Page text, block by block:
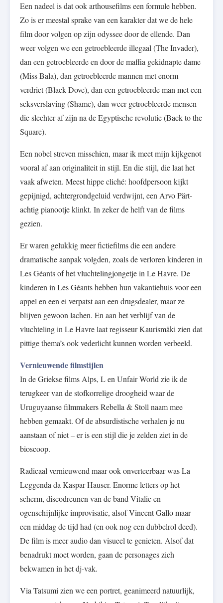
Een nadeel is dat ook arthousefilms een formule hebben.
Zo is er meestal sprake van een karakter dat we de hele
film door volgen op zijn odyssee door de ellende. Dan
weer volgen we een getroebleerde illegaal (The Invader),
dan een getroebleerde en door de maffia gekidnapte dame
(Miss Bala), dan getroebleerde mannen met enorm
verdriet (Black Dove), dan een getroebleerde man met een
seksverslaving (Shame), dan weer getroebleerde mensen
die slechter af zijn na de Egyptische revolutie (Back to the
Square).
Een nobel streven misschien, maar ik meet mijn kijkgenot
vooral af aan originaliteit in stijl. En die stijl, die laat het
vaak afweten. Meest hippe cliché: hoofdpersoon kijkt
gepijnigd, achtergrondgeluid verdwijnt, een Arvo Pärt-
achtig pianootje klinkt. In zeker de helft van de films
gezien.
Er waren gelukkig meer fictiefilms die een andere
dramatische aanpak volgden, zoals de verloren kinderen in
Les Géants of het vluchtelingjongetje in Le Havre. De
kinderen in Les Géants hebben hun vakantiehuis voor een
appel en een ei verpatst aan een drugsdealer, maar ze
blijven gewoon lachen. En aan het verblijf van de
vluchteling in Le Havre laat regisseur Kaurismäki zien dat
pittige thema’s ook vederlicht kunnen worden verbeeld.
Vernieuwende filmstijlen
In de Griekse films Alps, L en Unfair World zie ik de
terugkeer van de stofkorrelige droogheid waar de
Uruguyaanse filmmakers Rebella & Stoll naam mee
hebben gemaakt. Of de absurdistische verhalen je nu
aanstaan of niet – er is een stijl die je zelden ziet in de
bioscoop.
Radicaal vernieuwend maar ook onverteerbaar was La
Leggenda da Kaspar Hauser. Enorme letters op het
scherm, discodreunen van de band Vitalic en
ogenschijnlijke improvisatie, alsof Vincent Gallo maar
een middag de tijd had (en ook nog een dubbelrol deed).
De film is meer audio dan visueel te genieten. Alsof dat
benadrukt moet worden, gaan de personages zich
bekwamen in het dj-vak.
Via Tatsumi zien we een portret, geanimeerd natuurlijk,